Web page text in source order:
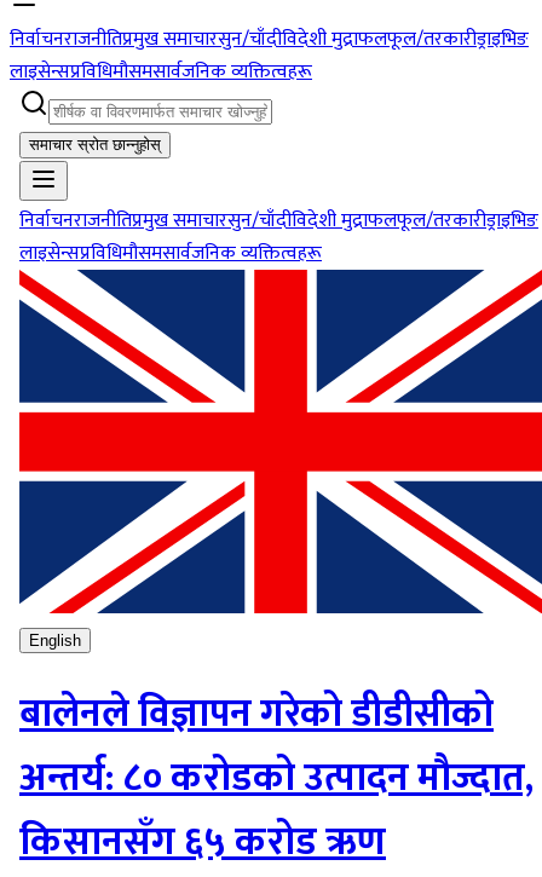
निर्वाचनराजनीतिप्रमुख समाचारसुन/चाँदीविदेशी मुद्राफलफूल/तरकारीड्राइभिङ
लाइसेन्सप्रविधिमौसमसार्वजनिक व्यक्तित्वहरू
समाचार स्रोत छान्नुहोस्
निर्वाचनराजनीतिप्रमुख समाचारसुन/चाँदीविदेशी मुद्राफलफूल/तरकारीड्राइभिङ
लाइसेन्सप्रविधिमौसमसार्वजनिक व्यक्तित्वहरू
English
बालेनले विज्ञापन गरेको डीडीसीको
अन्तर्य: ८० करोडको उत्पादन मौज्दात,
किसानसँग ६५ करोड ऋण